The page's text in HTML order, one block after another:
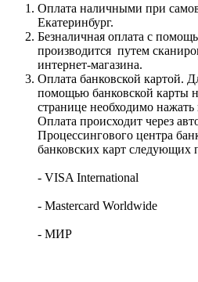
Оплата наличными при
Екатеринбург.
Безналичная оплата с
производится путем
интернет-магазина.
Оплата банковской картой.
помощью банковской карты
странице необходимо
Оплата происходит через
Процессингового центра
банковских карт следующих
- VISA International
- Mastercard Worldwide
- МИР